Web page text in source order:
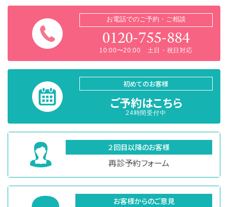
お電話でのご予約・ご相談
0120-755-884
10:00〜20:00 土日・祝日対応
初めてのお客様
ご予約はこちら
24時間受付中
２回目以降のお客様
再診予約フォーム
お客様からのご意見